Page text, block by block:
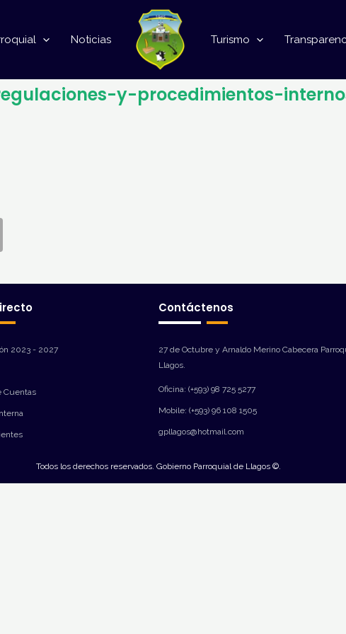
Noticias Turismo
y-procedimientos-
2023 - 2027
Cuentas
Contáctenos
27 de Octubre y Arnaldo Merino Cabecera
Llagos.
Oficina: (+593) 98 725 5277
Mobile: (+593) 96 108 1505
gpllagos@hotmail.com
Todos los derechos reservados. Gobierno Parroquial de Llagos ©.